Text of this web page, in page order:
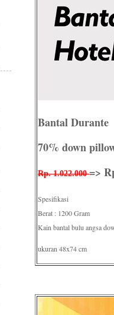
Bantal Durante
70% down
Rp. 1.022.000=>
Spesifikasi
Berat : 1200 Gram
Kain bantal bulu angsa
ukuran 48x74 cm